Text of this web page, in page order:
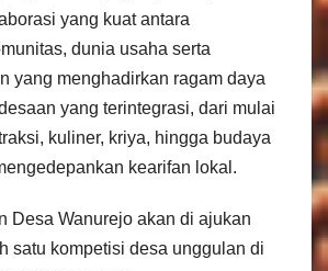
yang kuat antara
dunia usaha serta
yang menghadirkan ragam daya
yang terintegrasi, dari mulai
kuliner, kriya, hingga budaya
kearifan lokal.
Desa Wanurejo akan di ajukan
satu kompetisi desa unggulan di